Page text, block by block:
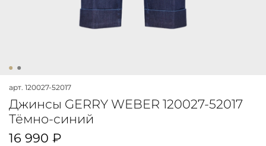
арт. 120027-52017
Джинсы GERRY WEBER 120027-52017
Тёмно-синий
16 990 ₽